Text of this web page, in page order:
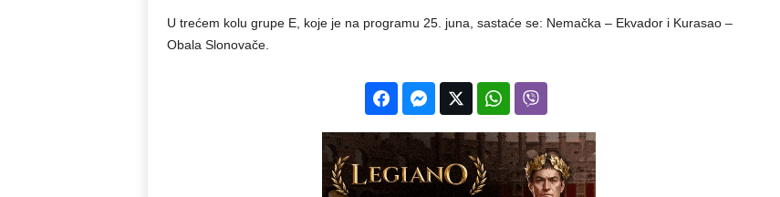
U trećem kolu grupe E, koje je na programu 25. juna, sastaće se: Nemačka – Ekvador i Kurasao –
Obala Slonovače.